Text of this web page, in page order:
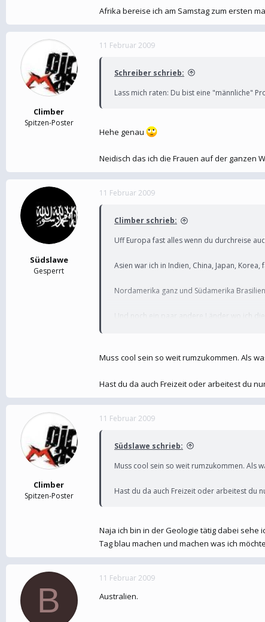
Afrika bereise ich am Samstag zum ersten
Climber
Spitzen-Poster
11 Februar 2009
Schreiber schrieb:
Lass mich raten: Du bist eine "männliche"
Hehe genau
Neidisch das ich die Frauen auf der ganzen
Südslawe
Gesperrt
11 Februar 2009
Climber schrieb:
Uff Europa fast alles wenn du durchreise
Asien war ich in Indien, China, Japan,
Nordamerika ganz und Südamerika
Und noch ein paar andere Länder wo ich
Afrika bereise ich am Samstag zum ersten
Muss cool sein so weit rumzukommen. Als
Hast du da auch Freizeit oder arbeitest du
Climber
Spitzen-Poster
11 Februar 2009
Südslawe schrieb:
Muss cool sein so weit rumzukommen. Als
Hast du da auch Freizeit oder arbeitest du
Naja ich bin in der Geologie tätig dabei sehe
Tag blau machen und machen was ich
B
11 Februar 2009
Australien.